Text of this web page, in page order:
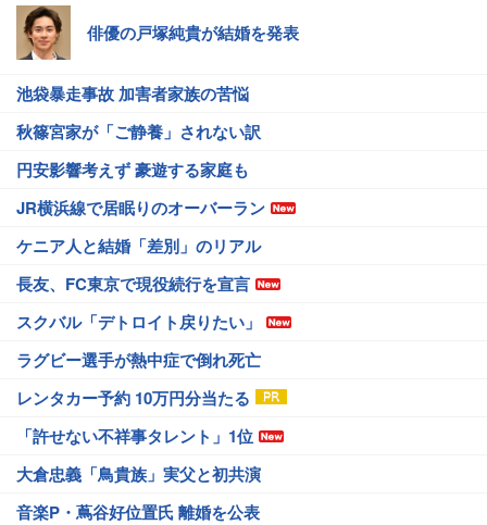
俳優の戸塚純貴が結婚を発表
池袋暴走事故 加害者家族の苦悩
秋篠宮家が「ご静養」されない訳
円安影響考えず 豪遊する家庭も
JR横浜線で居眠りのオーバーラン
ケニア人と結婚「差別」のリアル
長友、FC東京で現役続行を宣言
スクバル「デトロイト戻りたい」
ラグビー選手が熱中症で倒れ死亡
レンタカー予約 10万円分当たる
「許せない不祥事タレント」1位
大倉忠義「鳥貴族」実父と初共演
音楽P・蔦谷好位置氏 離婚を公表